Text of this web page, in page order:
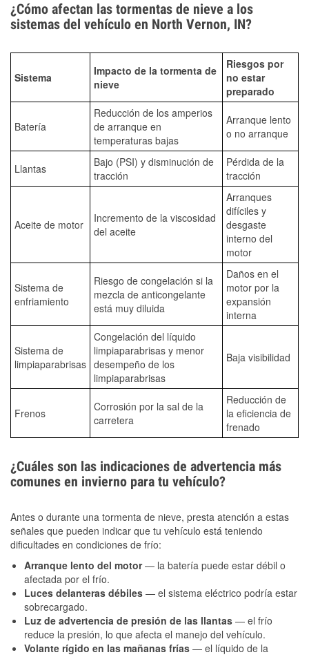
¿Cómo afectan las tormentas de nieve a los
sistemas del vehículo en North Vernon, IN?
Sistema
Impacto de la tormenta de
nieve
Riesgos por
no estar
preparado
Batería
Reducción de los amperios
de arranque en
temperaturas bajas
Arranque lento
o no arranque
Llantas
Bajo (PSI) y disminución de
tracción
Pérdida de la
tracción
Aceite de motor
Incremento de la viscosidad
del aceite
Arranques
difíciles y
desgaste
interno del
motor
Sistema de
enfriamiento
Riesgo de congelación si la
mezcla de anticongelante
está muy diluida
Daños en el
motor por la
expansión
interna
Sistema de
limpiaparabrisas
Congelación del líquido
limpiaparabrisas y menor
desempeño de los
limpiaparabrisas
Baja visibilidad
Frenos
Corrosión por la sal de la
carretera
Reducción de
la eficiencia de
frenado
¿Cuáles son las indicaciones de advertencia más
comunes en invierno para tu vehículo?
Antes o durante una tormenta de nieve, presta atención a estas
señales que pueden indicar que tu vehículo está teniendo
dificultades en condiciones de frío:
Arranque lento del motor— la batería puede estar débil o
afectada por el frío.
Luces delanteras débiles — el sistema eléctrico podría estar
sobrecargado.
Luz de advertencia de presión de las llantas — el frío
reduce la presión, lo que afecta el manejo del vehículo.
Volante rígido en las mañanas frías — el líquido de la